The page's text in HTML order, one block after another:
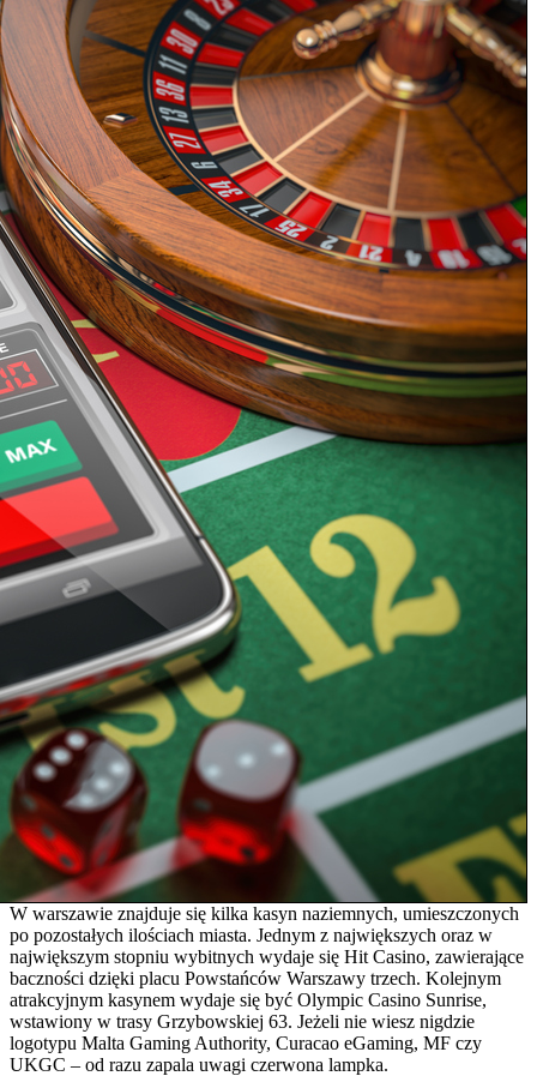
W warszawie znajduje się kilka kasyn naziemnych, umieszczonych
po pozostałych ilościach miasta. Jednym z największych oraz w
największym stopniu wybitnych wydaje się Hіt Cаsіnо, zawierające
baczności dzięki placu Powstańców Warszawy trzech. Kolejnym
atrakcyjnym kasynem wydaje się być Olympic Casino Sunrise,
wstawiony w trasy Grzybowskiej 63. Jeżeli nie wiesz nigdzie
logotypu Malta Gaming Authority, Curacao eGaming, MF czy
UKGC – od razu zapala uwagi czerwona lampka.